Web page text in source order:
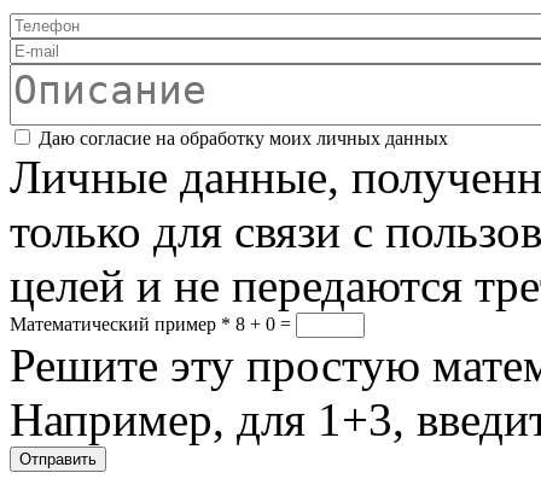
Телефон
E-mail
Описание
Соглашение*
Даю согласие на обработку моих личных данных
Личные данные,
только для связи с
целей и не передаются
Математический пример * 8 + 0 =
Решите эту простую
Например, для 1+3,